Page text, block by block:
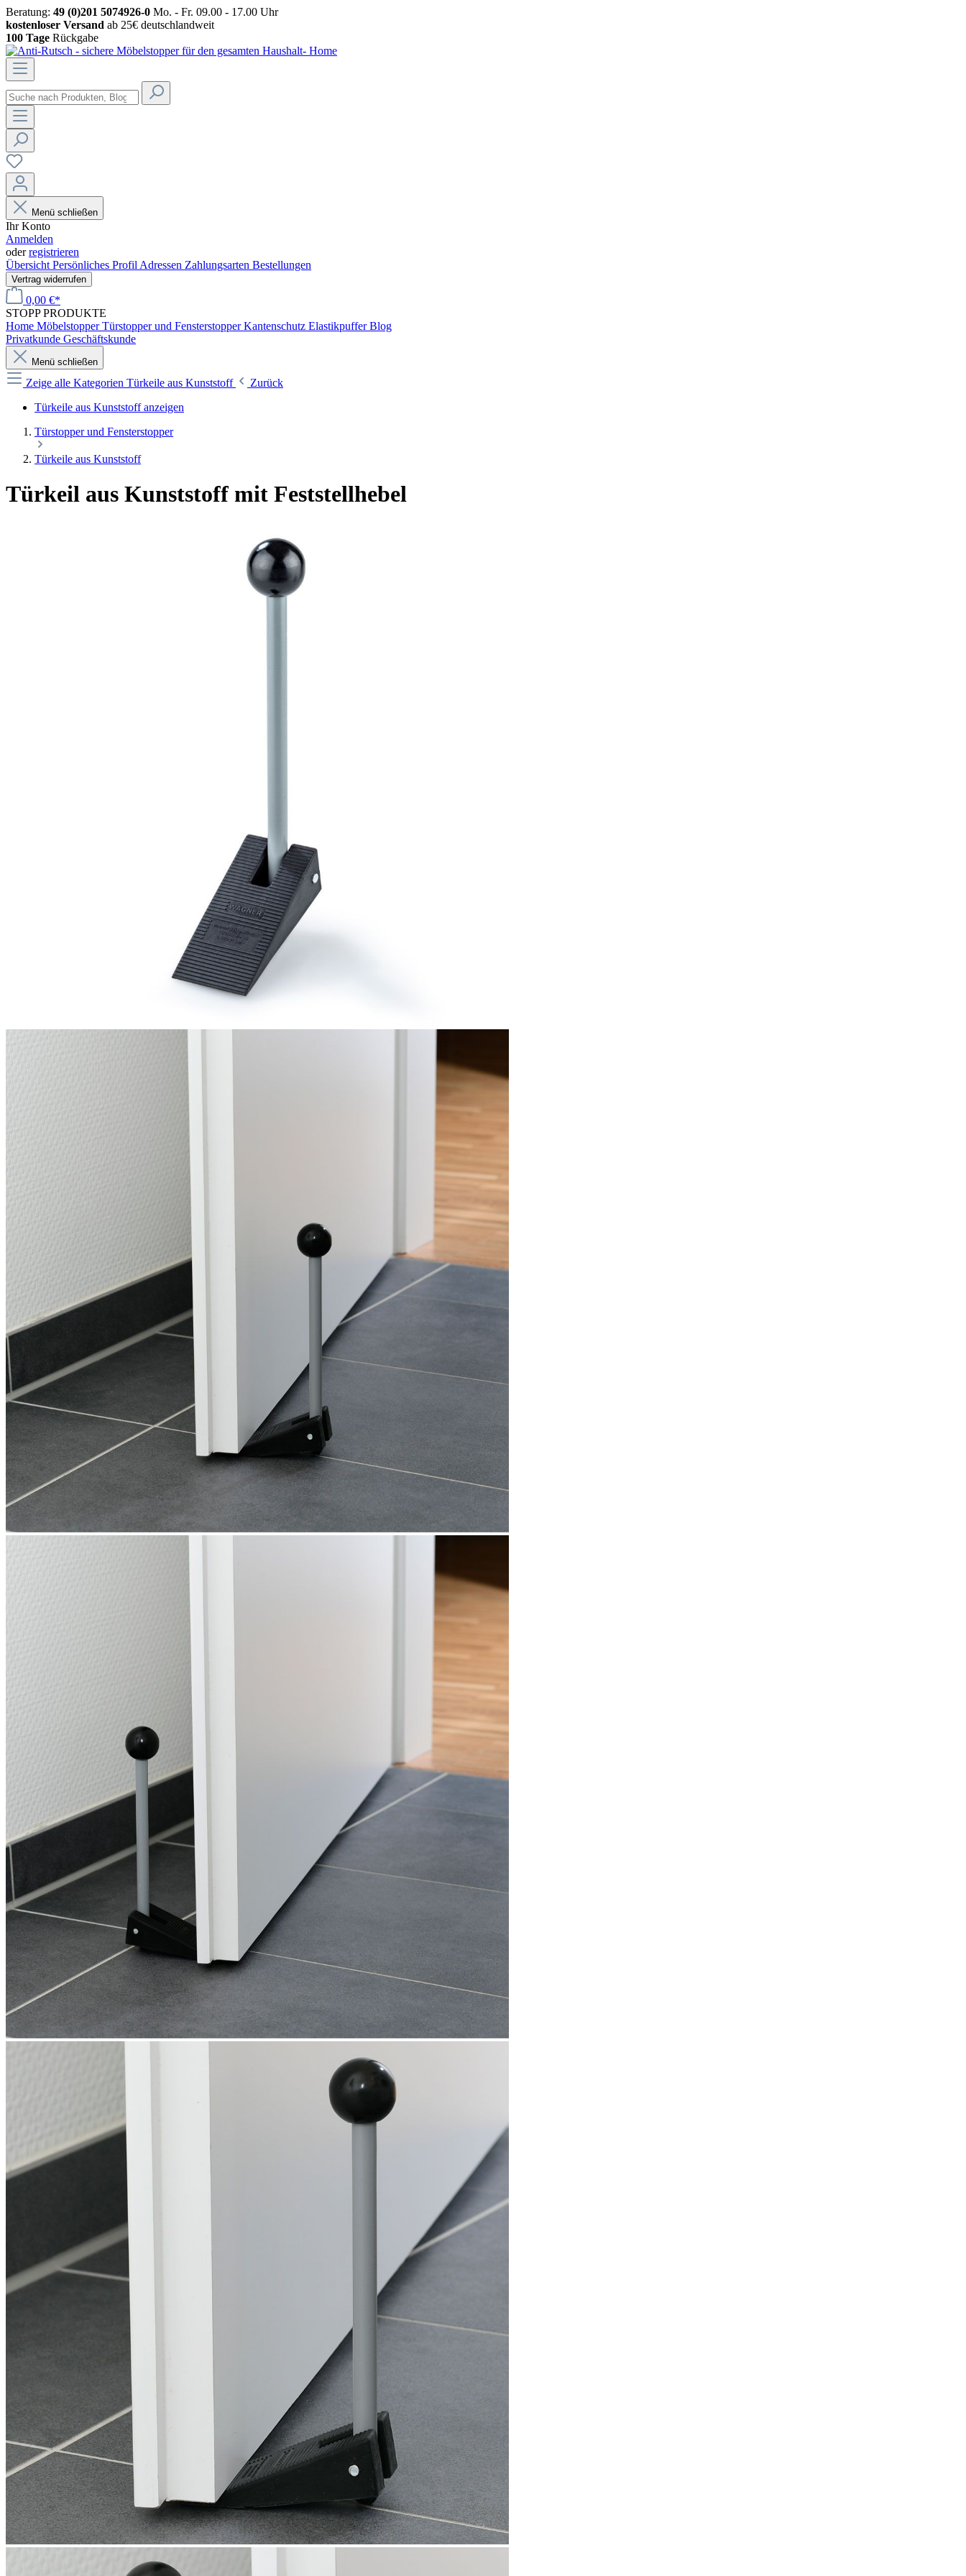
Beratung: 49 (0)201 5074926-0 Mo. - Fr. 09.00 - 17.00 Uhr
kostenloser Versand ab 25€ deutschlandweit
100 Tage Rückgabe
Menü schließen
Ihr Konto
Anmelden
oderregistrieren
Übersicht Persönliches Profil Adressen Zahlungsarten Bestellungen
Vertrag widerrufen
0,00 €*
STOPP PRODUKTE
Home Möbelstopper Türstopper und Fensterstopper Kantenschutz Elastikpuffer Blog
Privatkunde Geschäftskunde
Menü schließen
Zeige alle Kategorien Türkeile aus Kunststoff
Zurück
Türkeile aus Kunststoff anzeigen
Türstopper und Fensterstopper
Türkeile aus Kunststoff
Türkeil aus Kunststoff mit Feststellhebel